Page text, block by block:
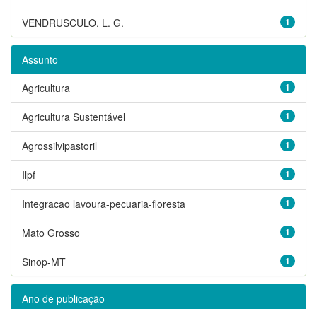
1
VENDRUSCULO, L. G.
Assunto
1
Agricultura
1
Agricultura Sustentável
1
Agrossilvipastoril
1
Ilpf
1
Integracao lavoura-pecuaria-floresta
1
Mato Grosso
1
Sinop-MT
Ano de publicação